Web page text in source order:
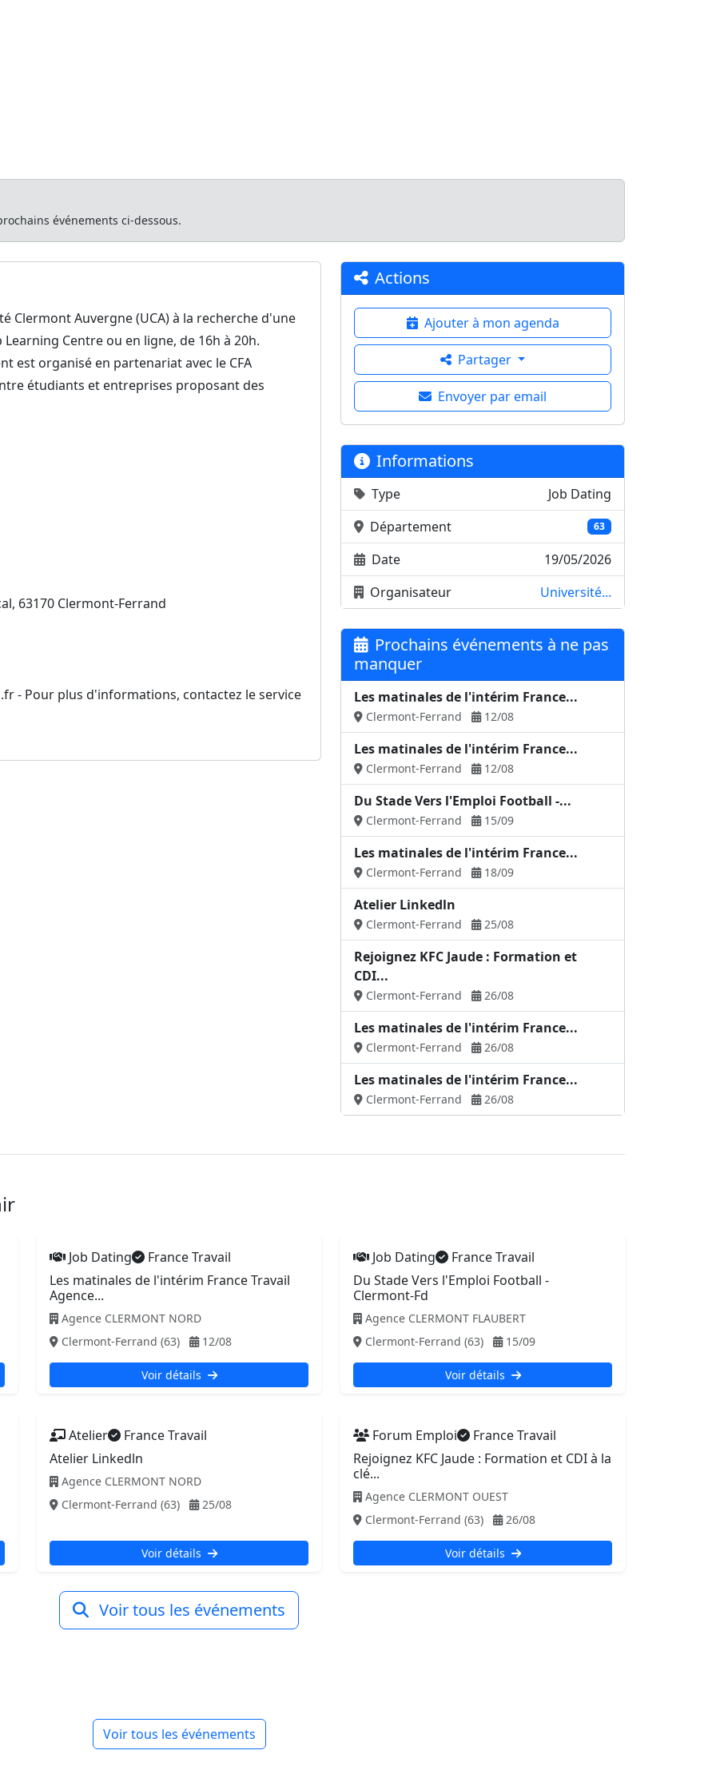
événements ci-dessous.
Clermont Auvergne (UCA) à la recherche d'une
Centre ou en ligne, de 16h à 20h.
est organisé en partenariat avec le CFA
étudiants et entreprises proposant des
63170 Clermont-Ferrand
- Pour plus d'informations, contactez le service
Actions
Ajouter à mon agenda
Partager
Envoyer par email
Informations
Type
Job Dating
Département
63
Date
19/05/2026
Organisateur
Université...
Prochains événements à ne pas
manquer
Les matinales de l'intérim France...
Clermont-Ferrand 12/08
Les matinales de l'intérim France...
Clermont-Ferrand 12/08
Du Stade Vers l'Emploi Football -...
Clermont-Ferrand 15/09
Les matinales de l'intérim France...
Clermont-Ferrand 18/09
Atelier Linkedln
Clermont-Ferrand 25/08
Rejoignez KFC Jaude : Formation et
CDI...
Clermont-Ferrand 26/08
Les matinales de l'intérim France...
Clermont-Ferrand 26/08
Les matinales de l'intérim France...
Clermont-Ferrand 26/08
Job Dating
France Travail
Les matinales de l'intérim France Travail
Agence...
Agence CLERMONT NORD
Clermont-Ferrand (63)
12/08
Voir détails
Job Dating
France Travail
Du Stade Vers l'Emploi Football -
Clermont-Fd
Agence CLERMONT FLAUBERT
Clermont-Ferrand (63)
15/09
Voir détails
Atelier
France Travail
Atelier Linkedln
Agence CLERMONT NORD
Clermont-Ferrand (63)
25/08
Voir détails
Forum Emploi
France Travail
Rejoignez KFC Jaude : Formation et CDI à la
clé...
Agence CLERMONT OUEST
Clermont-Ferrand (63)
26/08
Voir détails
Voir tous les événements
Voir tous les événements